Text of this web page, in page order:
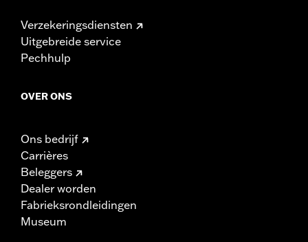
Verzekeringsdiensten
Uitgebreide service
Pechhulp
OVER ONS
Ons bedrijf
Carrières
Beleggers
Dealer worden
Fabrieksrondleidingen
Museum